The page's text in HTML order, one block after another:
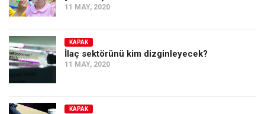
Tarih
Düşünce
Dosyalar
11 MAY, 2020
KAPAK
İlaç sektörünü kim dizginleyecek?
11 MAY, 2020
KAPAK